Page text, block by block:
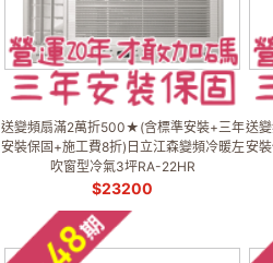
送變頻扇滿2萬折500★(含標準安裝+三年
安裝保固+施工費8折)日立江森變頻冷暖左
吹窗型冷氣3坪RA-22HR
$23200
送
安